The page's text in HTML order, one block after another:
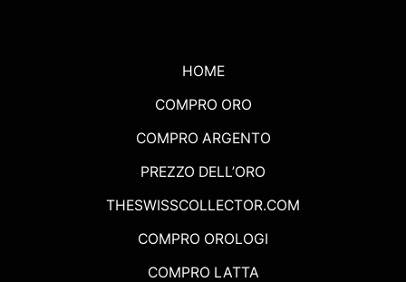
HOME
COMPRO ORO
COMPRO ARGENTO
PREZZO DELL’ORO
THESWISSCOLLECTOR.COM
COMPRO OROLOGI
COMPRO LATTA